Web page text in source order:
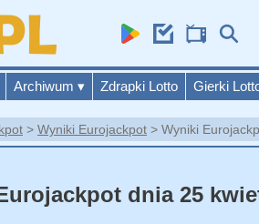
Archiwum ▾ Zdrapki Lotto Gierki
Wyniki Eurojackpot Wyniki
dnia 25